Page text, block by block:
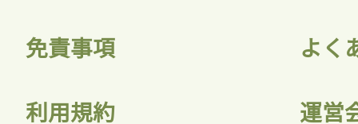
免責事項 よく
利用規約 運営